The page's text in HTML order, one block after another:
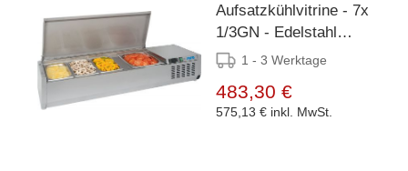
Aufsatzkühlvitrine - 7x
1/3GN - Edelstahl
Deckel -
1 - 3 Werktage
483,30 €
575,13 € inkl. MwSt.